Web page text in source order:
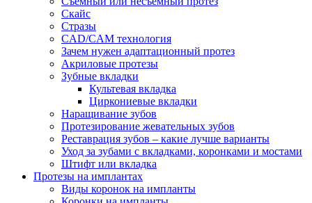
Скайс
Стразы
CAD/CAM технология
Зачем нужен адаптационный протез
Акриловые протезы
Зубные вкладки
Культевая вкладка
Циркониевые вкладки
Наращивание зубов
Протезирование жевательных зубов
Реставрация зубов – какие лучше варианты
Уход за зубами с вкладками, коронками и мостами
Штифт или вкладка
Протезы на имплантах
Виды коронок на импланты